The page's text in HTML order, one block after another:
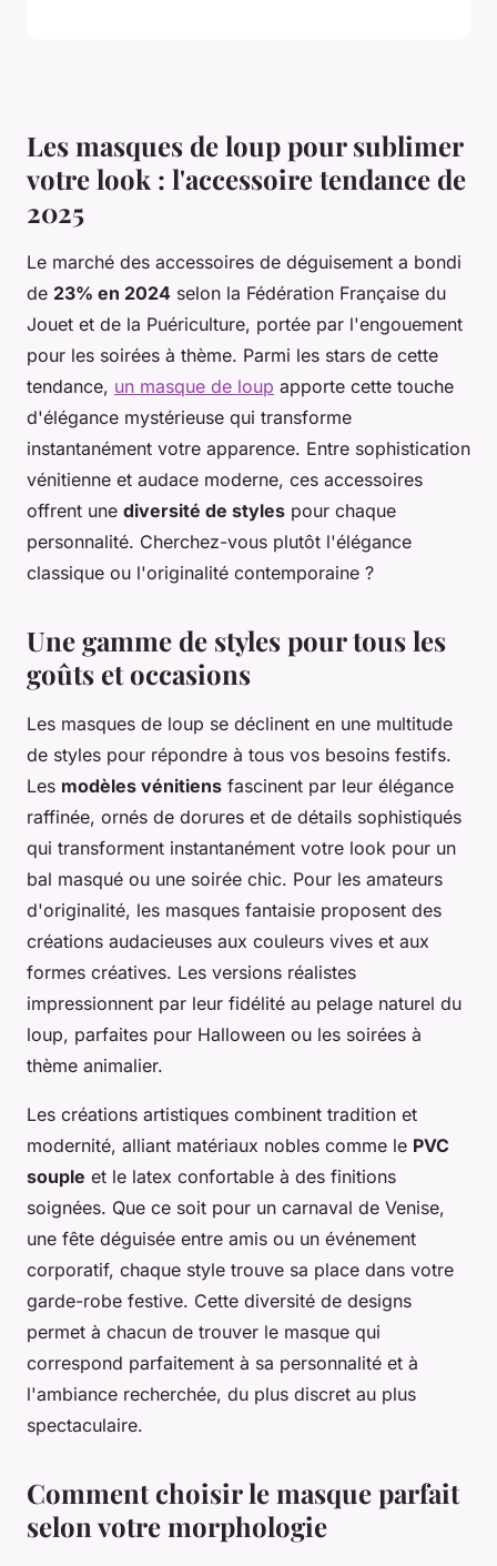
Les masques de loup pour sublimer
votre look : l'accessoire tendance de
2025
Le marché des accessoires de déguisement a bondi
de 23% en 2024 selon la Fédération Française du
Jouet et de la Puériculture, portée par l'engouement
pour les soirées à thème. Parmi les stars de cette
tendance, un masque de loup apporte cette touche
d'élégance mystérieuse qui transforme
instantanément votre apparence. Entre sophistication
vénitienne et audace moderne, ces accessoires
offrent une diversité de styles pour chaque
personnalité. Cherchez-vous plutôt l'élégance
classique ou l'originalité contemporaine ?
Une gamme de styles pour tous les
goûts et occasions
Les masques de loup se déclinent en une multitude
de styles pour répondre à tous vos besoins festifs.
Les modèles vénitiens fascinent par leur élégance
raffinée, ornés de dorures et de détails sophistiqués
qui transforment instantanément votre look pour un
bal masqué ou une soirée chic. Pour les amateurs
d'originalité, les masques fantaisie proposent des
créations audacieuses aux couleurs vives et aux
formes créatives. Les versions réalistes
impressionnent par leur fidélité au pelage naturel du
loup, parfaites pour Halloween ou les soirées à
thème animalier.
Les créations artistiques combinent tradition et
modernité, alliant matériaux nobles comme le PVC
souple et le latex confortable à des finitions
soignées. Que ce soit pour un carnaval de Venise,
une fête déguisée entre amis ou un événement
corporatif, chaque style trouve sa place dans votre
garde-robe festive. Cette diversité de designs
permet à chacun de trouver le masque qui
correspond parfaitement à sa personnalité et à
l'ambiance recherchée, du plus discret au plus
spectaculaire.
Comment choisir le masque parfait
selon votre morphologie